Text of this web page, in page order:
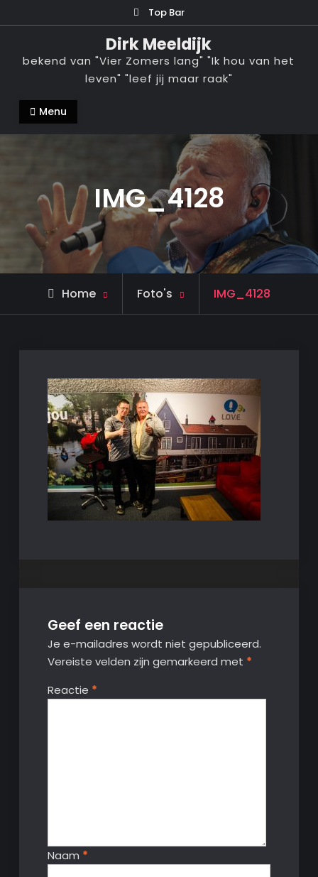
naar
inhoud
Top Bar
Dirk Meeldijk
bekend van "Vier Zomers lang" "Ik hou van het
leven" "leef jij maar raak"
Menu
IMG_4128
Home Foto's IMG_4128
Geef een reactie
Je e-mailadres wordt niet gepubliceerd.
Vereiste velden zijn gemarkeerd met *
Reactie *
Naam *